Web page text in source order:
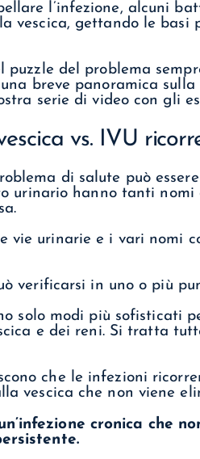
l’infezione, alcuni
vescica, gettando le basi
puzzle del problema
una breve panoramica sulla
serie di video con gli
vs. IVU
di salute può
urinario hanno tanti nomi
verificarsi in uno o più
solo modi più sofisticati
e dei reni. Si tratta
che le infezioni
vescica che non viene
cronica che